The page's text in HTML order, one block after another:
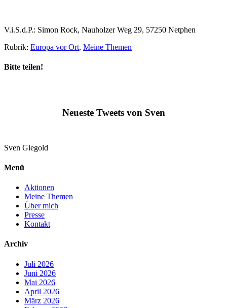
V.i.S.d.P.: Simon Rock, Nauholzer Weg 29, 57250 Netphen
Rubrik: Europa vor Ort, Meine Themen
Bitte teilen!
Neueste Tweets von Sven
Sven Giegold
Menü
Aktionen
Meine Themen
Über mich
Presse
Kontakt
Archiv
Juli 2026
Juni 2026
Mai 2026
April 2026
März 2026